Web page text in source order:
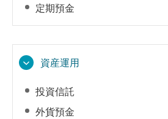
定期預金
資産運用
投資信託
外貨預金